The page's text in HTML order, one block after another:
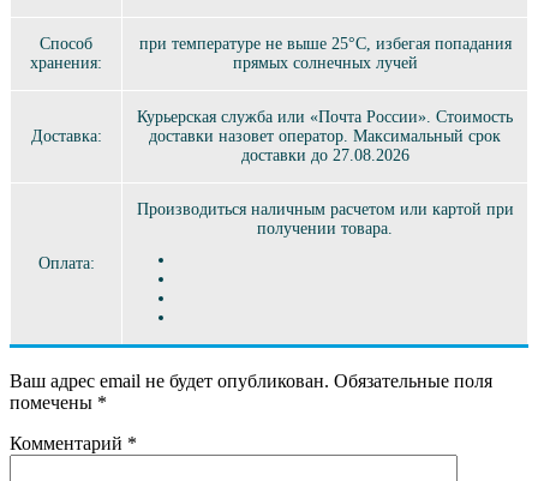
Способ
хранения:
при температуре не выше 25°C, избегая попадания
прямых солнечных лучей
Доставка:
Курьерская служба или «Почта России». Стоимость
доставки назовет оператор. Максимальный срок
доставки до 27.08.2026
Оплата:
Производиться наличным расчетом или картой при
получении товара.
Ваш адрес email не будет опубликован. Обязательные поля
помечены *
Комментарий *